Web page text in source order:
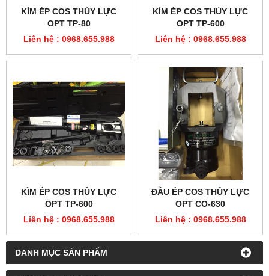
DANH MỤC SẢN PHẨM
KÌM ÉP COS THỦY LỰC
OPT TP-80
Liên hệ : 0968.655.988
KÌM ÉP COS THỦY LỰC
OPT TP-600
Liên hệ : 0968.655.988
KÌM ÉP COS THỦY LỰC
OPT TP-600
Liên hệ : 0968.655.988
ĐẦU ÉP COS THỦY LỰC
OPT CO-630
Liên hệ : 0968.655.988